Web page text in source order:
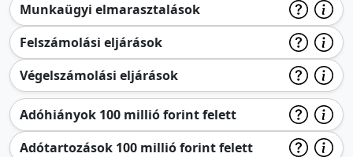
Munkaügyi elmarasztalások
Felszámolási eljárások
Végelszámolási eljárások
Adóhiányok 100 millió forint felett
Adótartozások 100 millió forint felett